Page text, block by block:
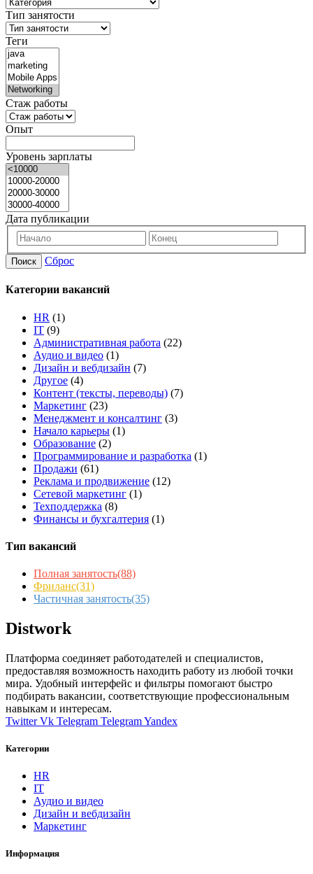
Тип занятости
Теги
Стаж работы
Опыт
Уровень зарплаты
Дата публикации
Поиск Сброс
Категории вакансий
HR (1)
IT (9)
Административная работа (22)
Аудио и видео (1)
Дизайн и вебдизайн (7)
Другое (4)
Контент (тексты, переводы) (7)
Маркетинг (23)
Менеджмент и консалтинг (3)
Начало карьеры (1)
Образование (2)
Программирование и разработка (1)
Продажи (61)
Реклама и продвижение (12)
Сетевой маркетинг (1)
Техподдержка (8)
Финансы и бухгалтерия (1)
Тип вакансий
Полная занятость(88)
Фриланс(31)
Частичная занятость(35)
Distwork
Платформа соединяет работодателей и специалистов,
предоставляя возможность находить работу из любой точки
мира. Удобный интерфейс и фильтры помогают быстро
подбирать вакансии, соответствующие профессиональным
навыкам и интересам.
Twitter Vk Telegram TelegramYandex
Категории
HR
IT
Аудио и видео
Дизайн и вебдизайн
Маркетинг
Информация